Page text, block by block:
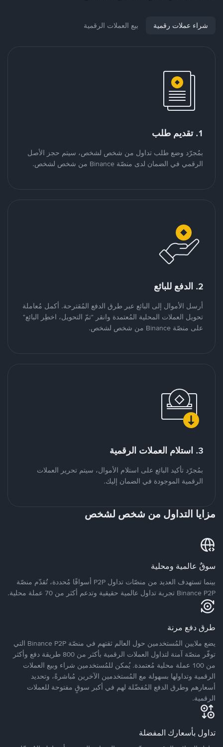
شراء عملات رقمية بيع العملات الرقمية
1. تقديم طلب
بمُجرّد وضع طلب تداول من شخص لشخص، سيتم حجز الأصل
الرقمي في الضمان لدى منصّة Binance من شخص لشخص.
2. الدفع للبائع
أرسل الأموال إلى البائع عبر طرق الدفع المُقترحة. أكمل مُعاملة
تحويل العملات المحلية المُعتمدة وانقر "تمّ التحويل، اخطِر البائع"
على منصّة Binance من شخص لشخص.
3. استلام العملات الرقمية
بمُجرّد تأكيد البائع على استلام الأموال، سيتم تحرير العملات
الرقمية الموجودة في الضمان إليك.
مزايا التداول من شخص لشخص
سوقٌ عالمية ومحلية
بينما تستهدف العديد من منصّات تداول P2P أسواقًا مُحددة، تُقدّم منصّة
Binance P2P تجربة تداول عالمية حقيقية وتدعم أكثر من 70 عملة محلية.
طرق دفع مرنة
يضع ملايين المُستخدمين حول العالم ثقتهم في منصّة Binance P2P التي
توفّر منصّة آمنة لتداول العملات الرقمية بأكثر من 800 طريقة دفع وأكثر
من 100 عملة محلية مُعتمدة. يُمكن للمُستخدمين شراء وبيع العملات
الرقمية وتداولها بسهولة مع المُستخدمين الآخرين مُباشرةً، وتحديد
أسعارهم وطرق الدفع المُفضّلة لهم في أكبر سوقٍ مفتوحة للعملات
الرقمية.
تداول بأسعارك المفضلة